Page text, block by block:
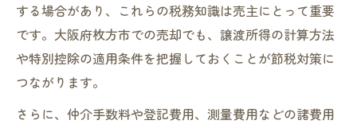
する場合があり、これらの税務知識は売主にとって重要
です。大阪府枚方市での売却でも、譲渡所得の計算方法
や特別控除の適用条件を把握しておくことが節税対策に
つながります。
さらに、仲介手数料や登記費用、測量費用などの諸費用